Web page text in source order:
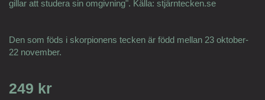
gillar att studera sin omgivning". Källa: stjärntecken.se
Den som föds i skorpionens tecken är född mellan 23 oktober-
22 november.
249 kr